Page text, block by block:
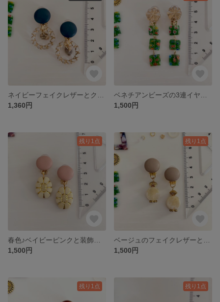
1,360円
1,500円
残り1点
1,500円
残り1点
1,500円
残り1点 残り1点